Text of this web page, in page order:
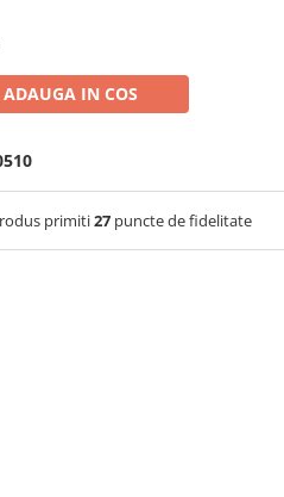
ADAUGA IN COS
primiti27 puncte de fidelitate